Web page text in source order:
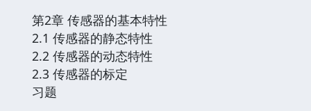
第2章 传感器的基本特性
2.1 传感器的静态特性
2.2 传感器的动态特性
2.3 传感器的标定
习题